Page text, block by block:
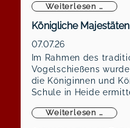
Weiterlesen …
Königliche
07.07.26
Im Rahmen des
Vogelschießens
die Königinnen und
Schule in Heide
Weiterlesen …